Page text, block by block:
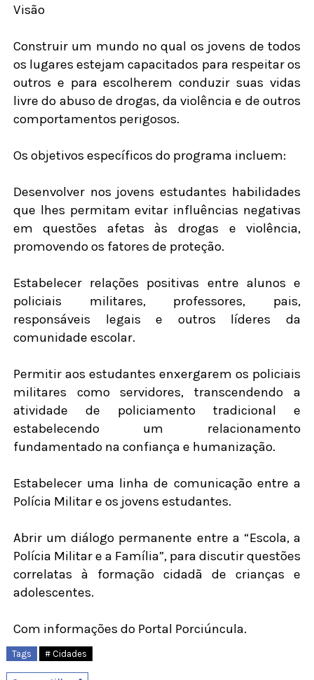
Visão
Construir um mundo no qual os jovens de todos
os lugares estejam capacitados para respeitar os
outros e para escolherem conduzir suas vidas
livre do abuso de drogas, da violência e de outros
comportamentos perigosos.
Os objetivos específicos do programa incluem:
Desenvolver nos jovens estudantes habilidades
que lhes permitam evitar influências negativas
em questões afetas às drogas e violência,
promovendo os fatores de proteção.
Estabelecer relações positivas entre alunos e
policiais militares, professores, pais,
responsáveis legais e outros líderes da
comunidade escolar.
Permitir aos estudantes enxergarem os policiais
militares como servidores, transcendendo a
atividade de policiamento tradicional e
estabelecendo um relacionamento
fundamentado na confiança e humanização.
Estabelecer uma linha de comunicação entre a
Polícia Militar e os jovens estudantes.
Abrir um diálogo permanente entre a “Escola, a
Polícia Militar e a Família”, para discutir questões
correlatas à formação cidadã de crianças e
adolescentes.
Com informações do Portal Porciúncula.
Tags # Cidades